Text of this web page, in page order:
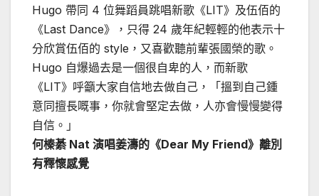
Hugo 帶同 4 位舞蹈員跳唱新歌《LIT》及伍佰的
《Last Dance》，只得 24 歲年紀輕輕的他表示十
分欣賞伍佰的 style，又喜歡聽前輩張國榮的歌。
Hugo 自爆過去是一個很自卑的人，而新歌
《LIT》呼籲大家自信地去做自己，「搵到自己鍾
意同擅長嘅事，你就會堅定去做，人亦會慢慢變得
自信。」
何榛綦 Nat 演唱姜濤的《Dear My Friend》離別
有釋懷感覺